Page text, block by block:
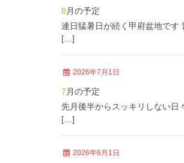
8月の予定
連日猛暑日が続く甲府盆地です
[…]
2026年7月1日
7月の予定
先月後半からスッキリしない日
[…]
2026年6月1日